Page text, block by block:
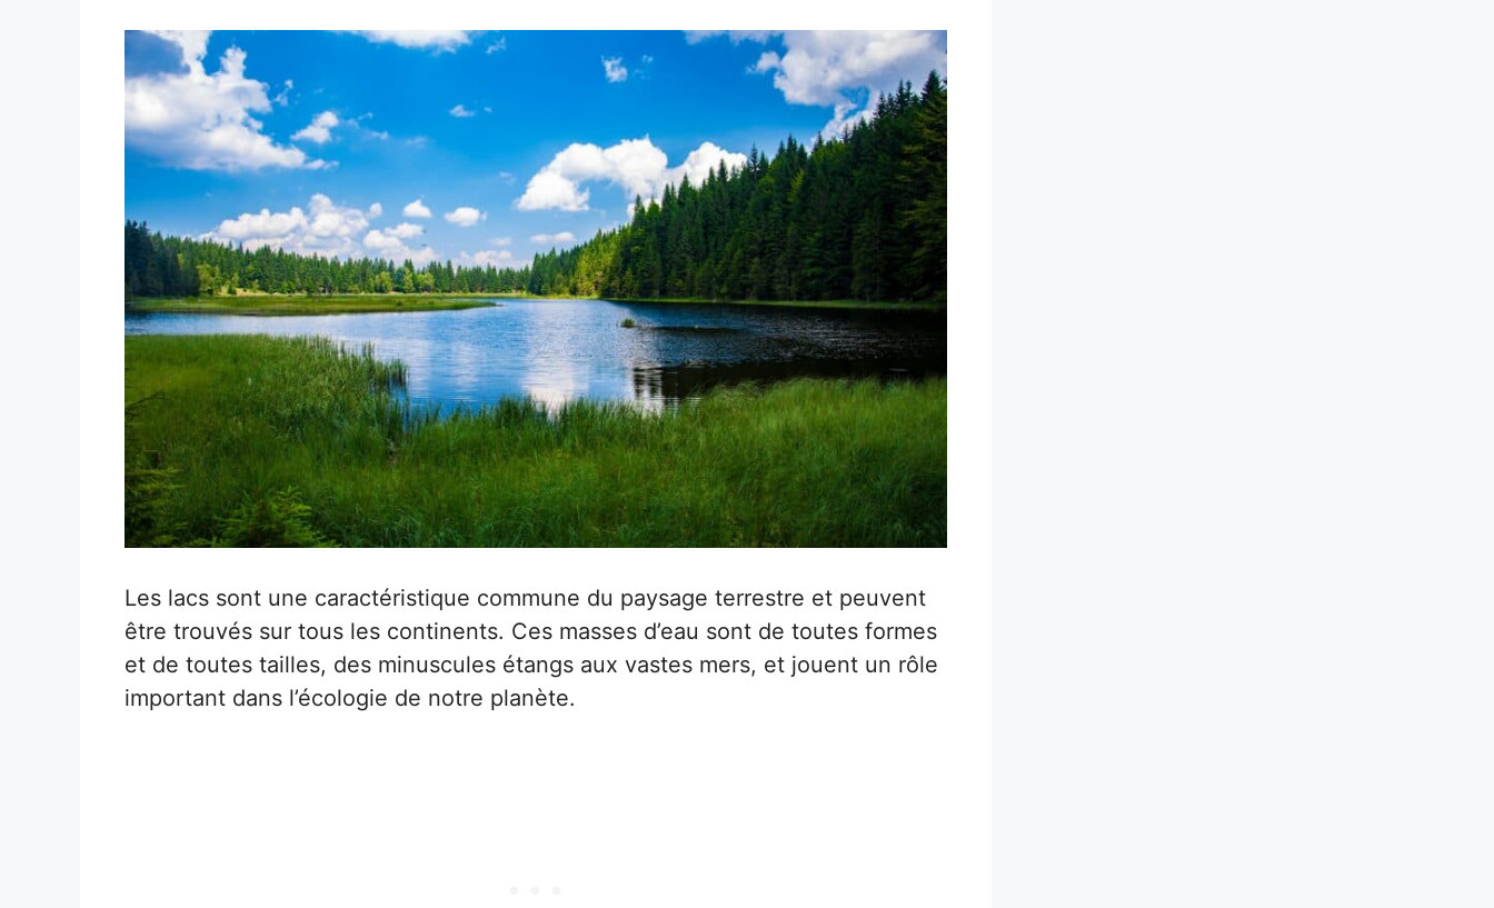
Les lacs sont une caractéristique commune du paysage terrestre et peuvent
être trouvés sur tous les continents. Ces masses d’eau sont de toutes formes
et de toutes tailles, des minuscules étangs aux vastes mers, et jouent un rôle
important dans l’écologie de notre planète.